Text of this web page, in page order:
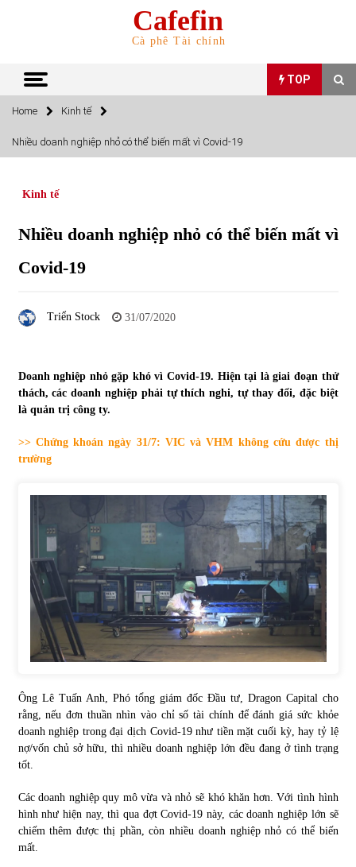
Cafefin
Cà phê Tài chính
TOP
TOP
Top 10 mặt hàng Việt Nam nhập khẩu nhiều nhất tháng
Top 10 mặt hàng Việt Nam xuất khẩu nhiều nhất tháng
Tự doanh ngày 3.6.2022: CTCK mua ròng 28,7 tỷ đồng
Bất ổn từ các cuộc đấu giá đất ở Thanh Hoá
31/05/2022
Tiền gửi vào ngân hàng tiếp tục tăng mạnh
31/05/2022
31/05/2022
Chứng khoán ngày 30/5/2022: Top 10 cổ phiếu nổi bật
Phân tích giá tiền điện tử sau ngày thị trường lập kỷ lục
vốn hóa
Home Kinh tế
Nhiều doanh nghiệp nhỏ có thể biến mất vì Covid-19
Kinh tế
Nhiều doanh nghiệp nhỏ có thể biến mất vì
Covid-19
Triển Stock 31/07/2020
Doanh nghiệp nhỏ gặp khó vì Covid-19. Hiện tại là giai đoạn thử
thách, các doanh nghiệp phải tự thích nghi, tự thay đổi, đặc biệt
là quản trị công ty.
>> Chứng khoán ngày 31/7: VIC và VHM không cứu được thị
trường
Ông Lê Tuấn Anh, Phó tổng giám đốc Đầu tư, Dragon Capital cho
rằng, nếu đơn thuần nhìn vào chỉ số tài chính để đánh giá sức khỏe
doanh nghiệp trong đại dịch Covid-19 như tiền mặt cuối kỳ, hay tỷ lệ
nợ/vốn chủ sở hữu, thì nhiều doanh nghiệp lớn đều đang ở tình trạng
tốt.
Các doanh nghiệp quy mô vừa và nhỏ sẽ khó khăn hơn. Với tình hình
hình như hiện nay, thì qua đợt Covid-19 này, các doanh nghiệp lớn sẽ
chiếm thêm được thị phần, còn nhiều doanh nghiệp nhỏ có thể biến
mất.